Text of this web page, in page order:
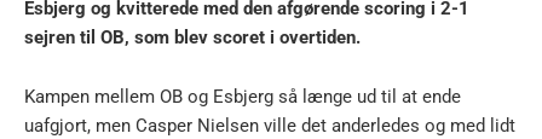
Esbjerg og kvitterede med den afgørende scoring i 2-1
sejren til OB, som blev scoret i overtiden.
Kampen mellem OB og Esbjerg så længe ud til at ende
uafgjort, men Casper Nielsen ville det anderledes og med lidt